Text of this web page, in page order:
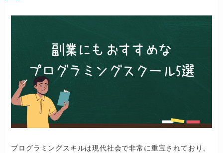
プログラミングスキルは現代社会で非常に重宝されており、